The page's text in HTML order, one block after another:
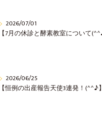
2026/07/01
【7月の休診と酵素教室について
2026/06/25
【恒例の出産報告天使3連発！(^^♪】